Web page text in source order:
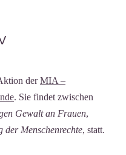
derMIA –
. Sie findet zwischen
Gewalt an Frauen,
der Menschenrechte, statt.